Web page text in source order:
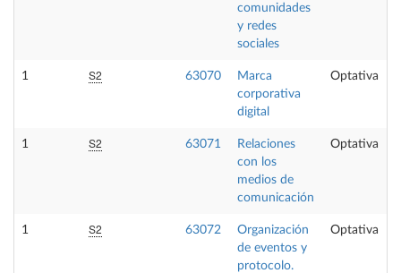
comunidades
y redes
sociales
1 S2 63070
Marca
corporativa
digital
Optativa
1 S2 63071
Relaciones
con los
medios de
comunicación
Optativa
1 S2 63072
Organización
de eventos y
protocolo.
Optativa